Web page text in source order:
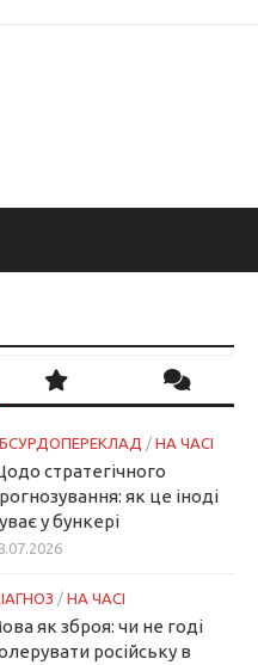
/ НА ЧАСІ
стратегічного
як це іноді
у бункері
/ НА ЧАСІ
як зброя: чи не годі
російську в